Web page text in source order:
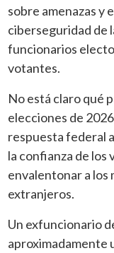
sobre amenazas y
ciberseguridad de
funcionarios
votantes.
No está claro qué
elecciones de
respuesta federal
la confianza de los
envalentonar a los
extranjeros.
Un exfuncionario
aproximadamente